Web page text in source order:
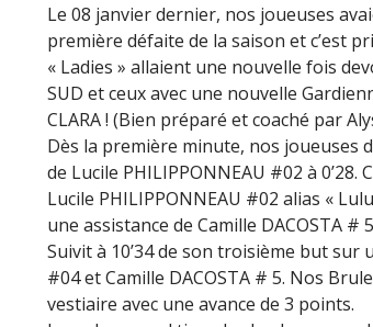
Le 08 janvier dernier, nos joueuses
première défaite de la saison et c’est
« Ladies » allaient une nouvelle fois
SUD et ceux avec une nouvelle
CLARA ! (Bien préparé et coaché par
Dès la première minute, nos joueuses
de Lucile PHILIPPONNEAU #02 à 0’28.
Lucile PHILIPPONNEAU #02 alias «
une assistance de Camille DACOSTA #
Suivit à 10’34 de son troisième but sur
#04 et Camille DACOSTA # 5. Nos
vestiaire avec une avance de 3 points.